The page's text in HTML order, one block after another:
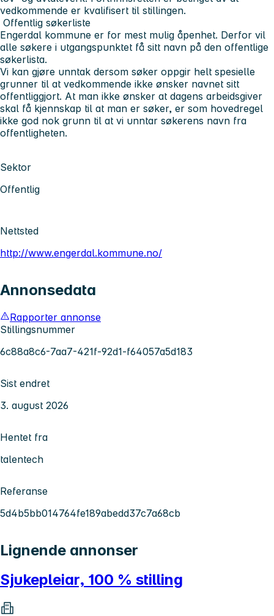
vedkommende er kvalifisert til stillingen.
Offentlig søkerliste
Engerdal kommune er for mest mulig åpenhet. Derfor vil
alle søkere i utgangspunktet få sitt navn på den offentlige
søkerlista.
Vi kan gjøre unntak dersom søker oppgir helt spesielle
grunner til at vedkommende ikke ønsker navnet sitt
offentliggjort. At man ikke ønsker at dagens arbeidsgiver
skal få kjennskap til at man er søker, er som hovedregel
ikke god nok grunn til at vi unntar søkerens navn fra
offentligheten.
Sektor
Offentlig
Nettsted
http://www.engerdal.kommune.no/
Annonsedata
Rapporter annonse
Stillingsnummer
6c88a8c6-7aa7-421f-92d1-f64057a5d183
Sist endret
3. august 2026
Hentet fra
talentech
Referanse
5d4b5bb014764fe189abedd37c7a68cb
Lignende annonser
Sjukepleiar, 100 % stilling